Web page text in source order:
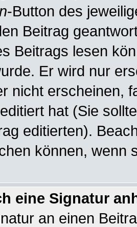
-Button des
Beitrag
Beitrags lesen
Er wird nur
nicht erscheinen,
hat (Sie
editierten).
können, wenn
eine Signatur
an einen